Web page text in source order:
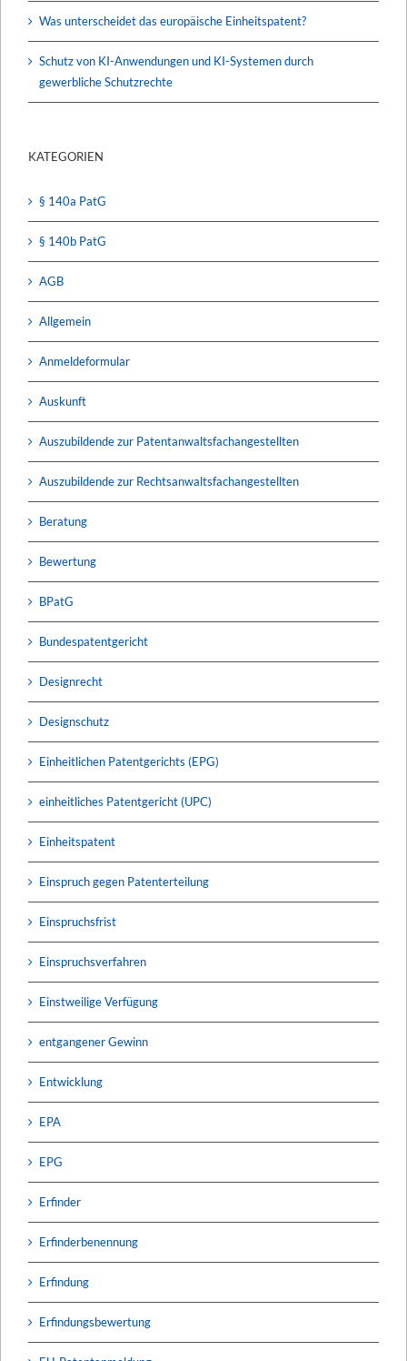
Was unterscheidet das europäische Einheitspatent?
Schutz von KI-Anwendungen und KI-Systemen durch
gewerbliche Schutzrechte
KATEGORIEN
§ 140a PatG
§ 140b PatG
AGB
Allgemein
Anmeldeformular
Auskunft
Auszubildende zur Patentanwaltsfachangestellten
Auszubildende zur Rechtsanwaltsfachangestellten
Beratung
Bewertung
BPatG
Bundespatentgericht
Designrecht
Designschutz
Einheitlichen Patentgerichts (EPG)
einheitliches Patentgericht (UPC)
Einheitspatent
Einspruch gegen Patenterteilung
Einspruchsfrist
Einspruchsverfahren
Einstweilige Verfügung
entgangener Gewinn
Entwicklung
EPA
EPG
Erfinder
Erfinderbenennung
Erfindung
Erfindungsbewertung